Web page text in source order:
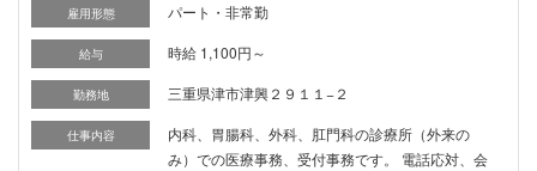
雇用形態 パート・非常勤
給与 時給 1,100円～
勤務地 三重県津市津興２９１１−２
仕事内容
内科、胃腸科、外科、肛門科の診療所（外来の
み）での医療事務、受付事務です。 電話応対、会